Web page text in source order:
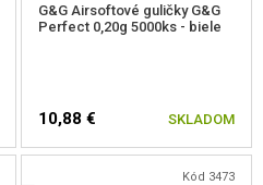
G&G Airsoftové guličky G&G
Perfect 0,20g 5000ks - biele
10,88 € SKLADOM
Kód 3473